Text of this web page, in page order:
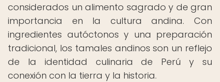
considerados un alimento sagrado y de gran
importancia en la cultura andina. Con
ingredientes autóctonos y una preparación
tradicional, los tamales andinos son un reflejo
de la identidad culinaria de Perú y su
conexión con la tierra y la historia.